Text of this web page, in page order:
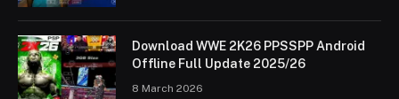
Download WWE 2K26 PPSSPP Android
Offline Full Update 2025/26
8 March 2026